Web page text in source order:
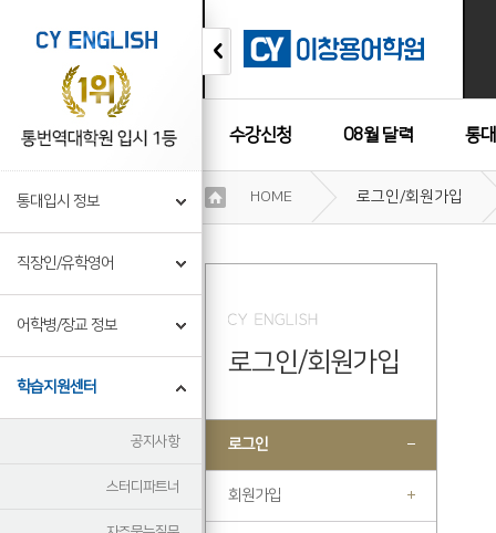
수강신청 08월 달력 통
수강후기
통대입시 정보
직장인/유학영어
어학병/장교 정보
학습지원센터
공지사항
스터디파트너
기
정
HOME 로그인/회원가입
로그인/회원가입
로그인
회원가입